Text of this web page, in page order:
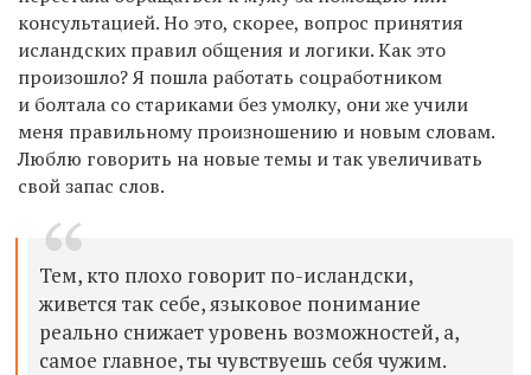
консультацией. Но это, скорее, вопрос принятия
исландских правил общения и логики. Как это
произошло? Я пошла работать соцработником
и болтала со стариками без умолку, они же учили
меня правильному произношению и новым словам.
Люблю говорить на новые темы и так увеличивать
свой запас слов.
Тем, кто плохо говорит по-исландски,
живется так себе, языковое понимание
реально снижает уровень возможностей, а,
самое главное, ты чувствуешь себя чужим.